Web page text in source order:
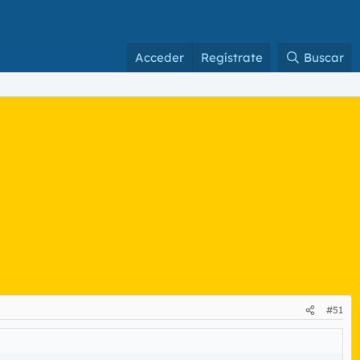
Acceder Regístrate Buscar
#51